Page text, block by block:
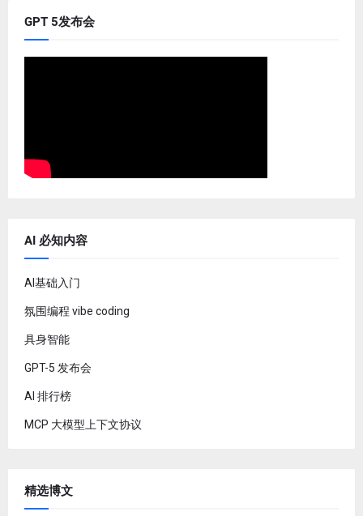
GPT 5发布会
AI 必知内容
AI基础入门
氛围编程 vibe coding
具身智能
GPT-5 发布会
AI 排行榜
MCP 大模型上下文协议
精选博文